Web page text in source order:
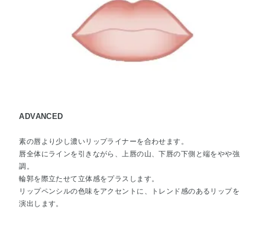
ADVANCED
素の唇より少し濃いリップライナーを合わせます。
唇全体にラインを引きながら、上唇の山、下唇の下側と端をやや強
調。
輪郭を際立たせて立体感をプラスします。
リップペンシルの色味をアクセントに、トレンド感のあるリップを
演出します。